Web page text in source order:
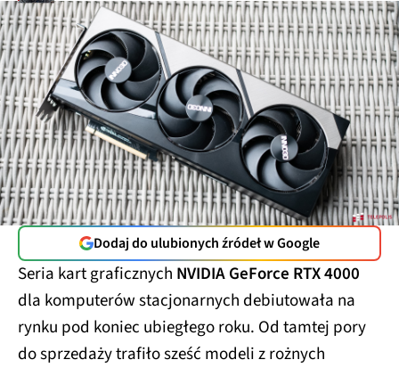
Dodaj do ulubionych źródeł w Google
Seria kart graficznych NVIDIA GeForce RTX 4000
dla komputerów stacjonarnych debiutowała na
rynku pod koniec ubiegłego roku. Od tamtej pory
do sprzedaży trafiło sześć modeli z rożnych